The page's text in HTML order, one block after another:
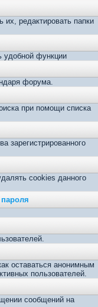
редактировать папки
удобной функции
форума.
при помощи списка
зарегистрированного
cookies данного
оставаться анонимным
пользователей.
сообщений на